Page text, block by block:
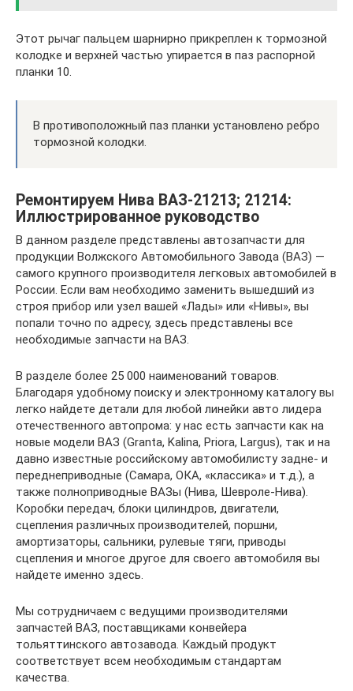
Этот рычаг пальцем шарнирно прикреплен к тормозной
колодке и верхней частью упирается в паз распорной
планки 10.
В противоположный паз планки установлено ребро
тормозной колодки.
Ремонтируем Нива ВАЗ-21213; 21214:
Иллюстрированное руководство
В данном разделе представлены автозапчасти для
продукции Волжского Автомобильного Завода (ВАЗ) —
самого крупного производителя легковых автомобилей в
России. Если вам необходимо заменить вышедший из
строя прибор или узел вашей «Лады» или «Нивы», вы
попали точно по адресу, здесь представлены все
необходимые запчасти на ВАЗ.
В разделе более 25 000 наименований товаров.
Благодаря удобному поиску и электронному каталогу вы
легко найдете детали для любой линейки авто лидера
отечественного автопрома: у нас есть запчасти как на
новые модели ВАЗ (Granta, Kalina, Priora, Largus), так и на
давно известные российскому автомобилисту задне- и
переднеприводные (Самара, ОКА, «классика» и т.д.), а
также полноприводные ВАЗы (Нива, Шевроле-Нива).
Коробки передач, блоки цилиндров, двигатели,
сцепления различных производителей, поршни,
амортизаторы, сальники, рулевые тяги, приводы
сцепления и многое другое для своего автомобиля вы
найдете именно здесь.
Мы сотрудничаем с ведущими производителями
запчастей ВАЗ, поставщиками конвейера
тольяттинского автозавода. Каждый продукт
соответствует всем необходимым стандартам
качества.